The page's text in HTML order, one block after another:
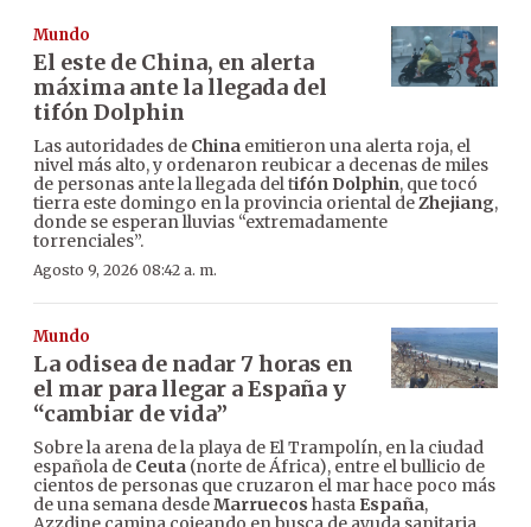
Mundo
El este de China, en alerta
máxima ante la llegada del
tifón Dolphin
Las autoridades de China emitieron una alerta roja, el
nivel más alto, y ordenaron reubicar a decenas de miles
de personas ante la llegada del tifón Dolphin, que tocó
tierra este domingo en la provincia oriental deZhejiang,
donde se esperan lluvias “extremadamente
torrenciales”.
Agosto 9, 2026 08:42 a. m.
Mundo
La odisea de nadar 7 horas en
el mar para llegar a España y
“cambiar de vida”
Sobre la arena de la playa de El Trampolín, en la ciudad
española de Ceuta (norte de África), entre el bullicio de
cientos de personas que cruzaron el mar hace poco más
de una semana desdeMarruecos hasta España,